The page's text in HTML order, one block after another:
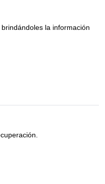
la información